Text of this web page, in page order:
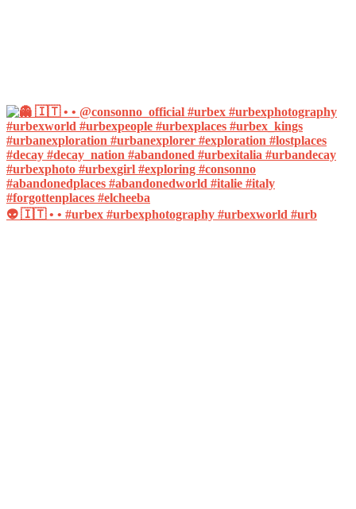
👽 🇮🇹 • • #urbex #urbexphotography #urbexworld #urb